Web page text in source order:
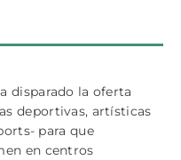
disparado la oferta
deportivas, artísticas
para que
en centros